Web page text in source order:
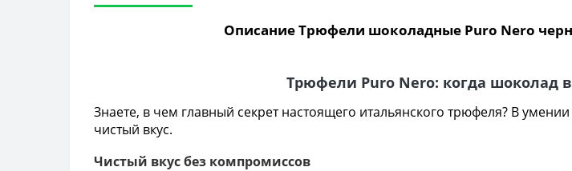
Описание Трюфели шоколадные Puro Nero
Трюфели Puro Nero: когда шоколад
Знаете, в чем главный секрет настоящего итальянского трюфеля? В
чистый вкус.
Чистый вкус без компромиссов